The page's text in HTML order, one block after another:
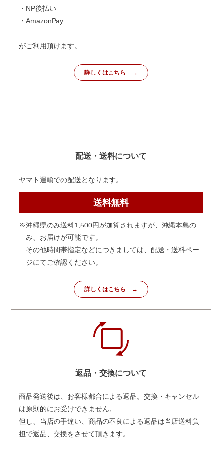
・NP後払い
・AmazonPay
がご利用頂けます。
詳しくはこちら
配送・送料について
ヤマト運輸での配送となります。
送料無料
※沖縄県のみ送料1,500円が加算されますが、沖縄本島の
み、お届けが可能です。
その他時間帯指定などにつきましては、配送・送料ペー
ジにてご確認ください。
詳しくはこちら
返品・交換について
商品発送後は、お客様都合による返品。交換・キャンセル
は原則的にお受けできません。
但し、当店の手違い、商品の不良による返品は当店送料負
担で返品、交換をさせて頂きます。